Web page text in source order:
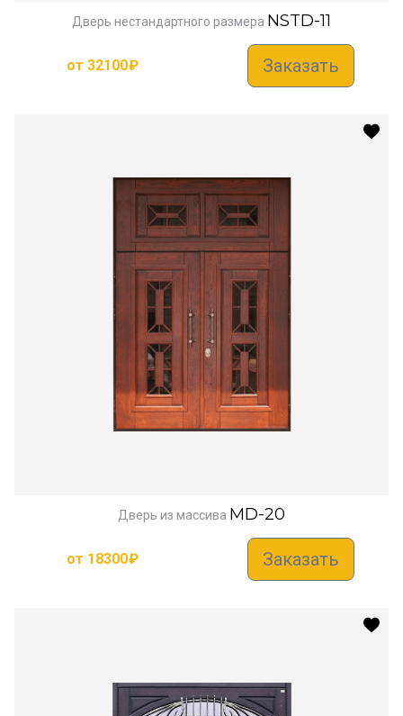
Дверь нестандартного размера NSTD-11
от 32100₽ Заказать
Дверь из массива MD-20
от 18300₽ Заказать